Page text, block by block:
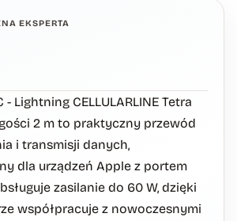
EKSPERTA
- Lightning CELLULARLINE Tetra
2 m to praktyczny przewód
i transmisji danych,
dla urządzeń Apple z portem
zasilanie do 60 W, dzięki
współpracuje z nowoczesnymi